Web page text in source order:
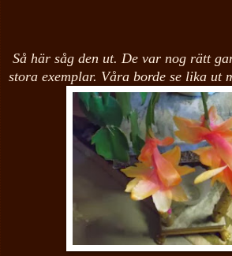
Så här såg den ut. De var nog rätt
stora exemplar. Våra borde se lika ut